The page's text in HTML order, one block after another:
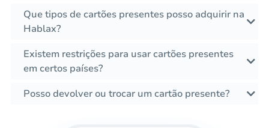
Que tipos de cartões presentes posso adquirir na
Hablax?
Existem restrições para usar cartões presentes
em certos países?
Posso devolver ou trocar um cartão presente?